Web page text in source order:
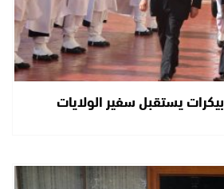
يستقبل سفير الولايات